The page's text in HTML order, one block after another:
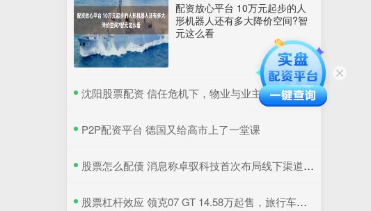
配资放心平台 10万元起步的人
形机器人还有多大降价空间?智
元这么看
​沈阳股票配资 信任危机下，物业与业主如何双向奔赴？
​P2P配资平台 德国又给高市上了一堂课
​股票怎么配债 消息称卓驭科技首次布局线下渠道，打破传统供应商隐居幕后模式
​股票杠杆效应 领克07 GT 14.58万起售，旅行车和GT的完美结合